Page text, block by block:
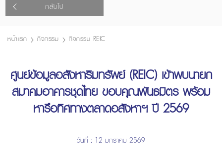
กลับไป
หน้าแรก กิจกรรม กิจกรรม REIC
ศูนย์ข้อมูลอสังหาริมทรัพย์ (REIC) เข้าพบนายก
สมาคมอาคารชุดไทย ขอบคุณพันธมิตร พร้อม
หารือทิศทางตลาดอสังหาฯ ปี 2569
วันที่ : 12 มกราคม 2569